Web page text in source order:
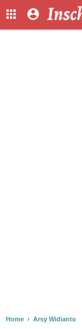
Home › Arsy Widianto